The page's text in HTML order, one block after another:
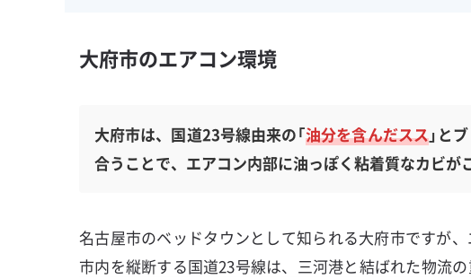
大府市のエアコン環境
大府市は、国道23号線由来の「油分を含んだスス」と
合うことで、エアコン内部に油っぽく粘着質なカビが
名古屋市のベッドタウンとして知られる大府市ですが
市内を縦断する国道23号線は、三河港と結ばれた物流